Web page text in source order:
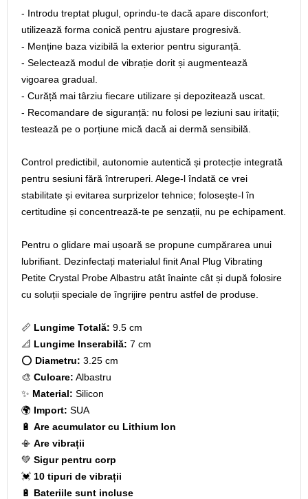
- Introdu treptat plugul, oprindu-te dacă apare disconfort;
utilizează forma conică pentru ajustare progresivă.
- Menține baza vizibilă la exterior pentru siguranță.
- Selectează modul de vibrație dorit și augmentează
vigoarea gradual.
- Curăță mai târziu fiecare utilizare și depozitează uscat.
- Recomandare de siguranță: nu folosi pe leziuni sau iritații;
testează pe o porțiune mică dacă ai dermă sensibilă.
Control predictibil, autonomie autentică și protecție integrată
pentru sesiuni fără întreruperi. Alege-l îndată ce vrei
stabilitate și evitarea surprizelor tehnice; folosește-l în
certitudine și concentrează-te pe senzații, nu pe echipament.
Pentru o glidare mai ușoară se propune cumpărarea unui
lubrifiant. Dezinfectați materialul finit Anal Plug Vibrating
Petite Crystal Probe Albastru atât înainte cât și după folosire
cu soluții speciale de îngrijire pentru astfel de produse.
📏 Lungime Totală: 9.5 cm
📐 Lungime Inserabilă: 7 cm
⭕ Diametru: 3.25 cm
🎨 Culoare: Albastru
✨ Material: Silicon
🌍 Import: SUA
🔋 Are acumulator cu Lithium Ion
📳 Are vibrații
💚 Sigur pentru corp
💓 10 tipuri de vibrații
🔋 Bateriile sunt incluse